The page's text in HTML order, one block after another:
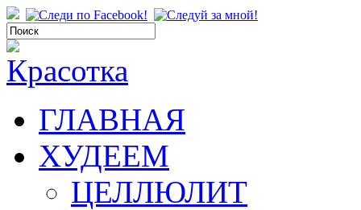
ГЛАВНАЯ
ХУДЕЕМ
ЦЕЛЛЮЛИТ